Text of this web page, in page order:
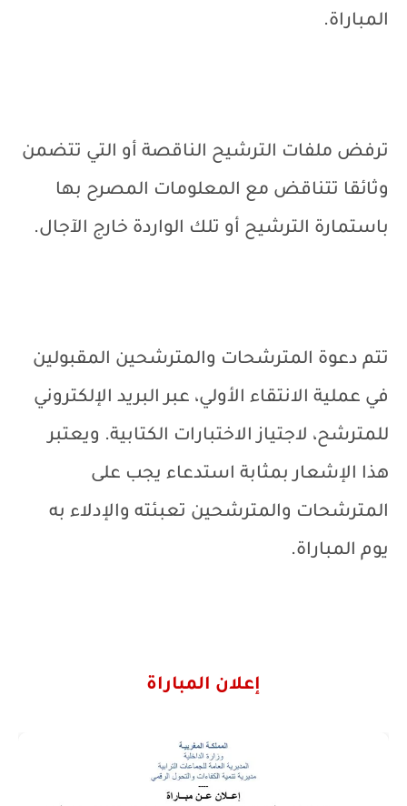
المباراة.
ترفض ملفات الترشيح الناقصة أو التي تتضمن
وثائقا تتناقض مع المعلومات المصرح بها
باستمارة الترشيح أو تلك الواردة خارج الآجال.
تتم دعوة المترشحات والمترشحين المقبولين
في عملية الانتقاء الأولي، عبر البريد الإلكتروني
للمترشح، لاجتياز الاختبارات الكتابية. ويعتبر
هذا الإشعار بمثابة استدعاء يجب على
المترشحات والمترشحين تعبئته والإدلاء به
يوم المباراة.
إعلان المباراة